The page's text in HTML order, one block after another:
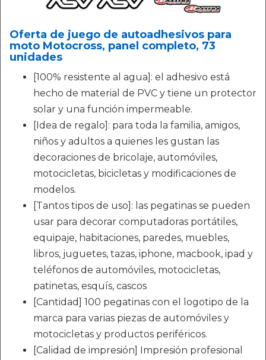
Oferta de juego de autoadhesivos para
moto Motocross, panel completo, 73
unidades
[100% resistente al agua]: el adhesivo está
hecho de material de PVC y tiene un protector
solar y una función impermeable.
[Idea de regalo]: para toda la familia, amigos,
niños y adultos a quienes les gustan las
decoraciones de bricolaje, automóviles,
motocicletas, bicicletas y modificaciones de
modelos.
[Tantos tipos de uso]: las pegatinas se pueden
usar para decorar computadoras portátiles,
equipaje, habitaciones, paredes, muebles,
libros, juguetes, tazas, iphone, macbook, ipad y
teléfonos de automóviles, motocicletas,
patinetas, esquís, cascos
[Cantidad] 100 pegatinas con el logotipo de la
marca para varias piezas de automóviles y
motocicletas y productos periféricos.
[Calidad de impresión] Impresión profesional